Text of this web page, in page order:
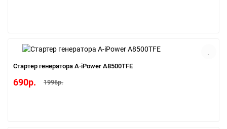
Cтартер генератора A-iPower A8500TFE
690р. 1996р.